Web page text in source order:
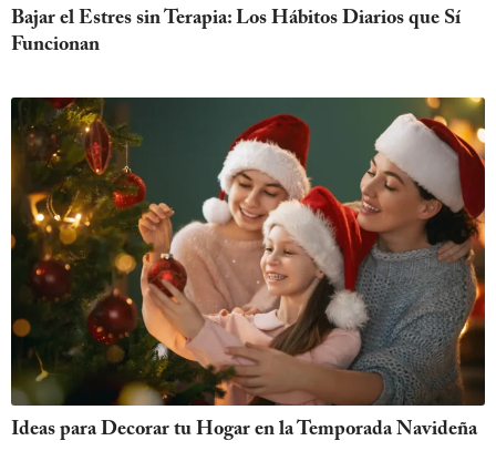
Bajar el Estres sin Terapia: Los Hábitos Diarios que Sí
Funcionan
Ideas para Decorar tu Hogar en la Temporada Navideña